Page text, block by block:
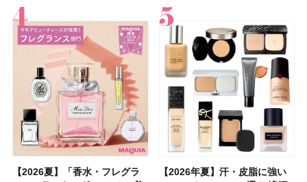
【2026夏】「香水・フレグラ
【2026年夏】汗・皮脂に強い
【クリスマスコフレ2026】ク
【コスメデコルテ】ブランド最
【2026年夏】汗・皮脂に強い
【崩れないフェイスパウダーの
【2026夏】「リップケア」ラ
【クリスマスコフレ2026】
【2026夏】「インナーケア・
【おすすめダイエットサプリ８
【最新】髪のうねり・広がり・
【2026年】最新トレンド「ボ
【フォロー＆いいねで当たる】
【無印良品】スキンケア×衣料
【全色レビュー】ケイト メロ
【スック2026新作】秋コレク